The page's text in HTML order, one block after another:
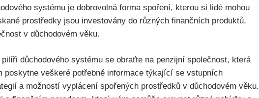
systému je dobrovolná forma spoření, kterou si lidé mohou
prostředky jsou investovány do různých finančních produktů,
v důchodovém věku.
důchodového systému se obraťte na penzijní společnost, která
poskytne veškeré potřebné informace týkající se vstupních
a možností vyplácení spořených prostředků v důchodovém věku.